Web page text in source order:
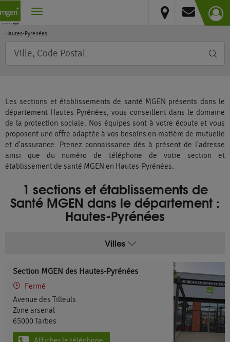
Occitanie
Hautes-Pyrénées
Vous résidez hors France métropolitaine et DOM
Les sections et établissements de santé MGEN présents dans le
département Hautes-Pyrénées, vous conseillent dans le domaine
de la protection sociale. Nos équipes sont à votre écoute et vous
proposent une offre adaptée à vos besoins en matière de mutuelle
et d'assurance. Prenez connaissance dès à présent de l'adresse
ainsi que du numéro de téléphone de votre section et
établissement de santé MGEN en Hautes-Pyrénées.
1 sections et établissements de
Santé MGEN dans le département :
Hautes-Pyrénées
Villes
Section MGEN des Hautes-Pyrénées
Fermé
Avenue des Tilleuls
Zone arsenal
65000 Tarbes